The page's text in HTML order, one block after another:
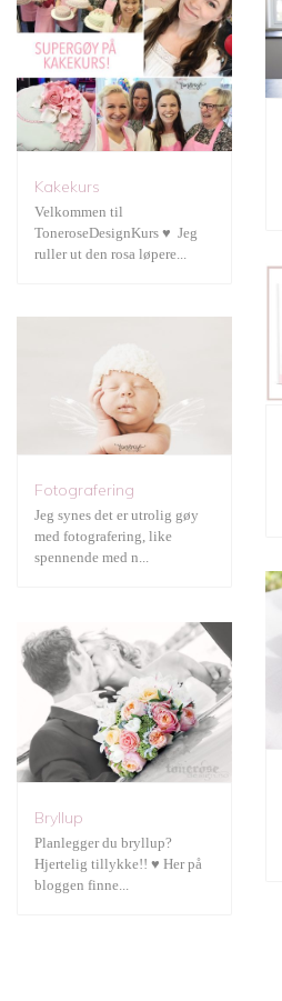
Kakekurs
Velkommen til
ToneroseDesignKurs ♥ Jeg
ruller ut den rosa løpere...
Fotografering
Fotografering
Jeg synes det er utrolig gøy
med fotografering, like
spennende med n...
Bryllup
Planlegger du bryllup?
Hjertelig tillykke!! ♥ Her på
bloggen finne...